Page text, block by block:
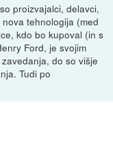
proizvajalci, delavci,
tehnologija (med
kdo bo kupoval (in s
Ford, je svojim
do so višje
Tudi po